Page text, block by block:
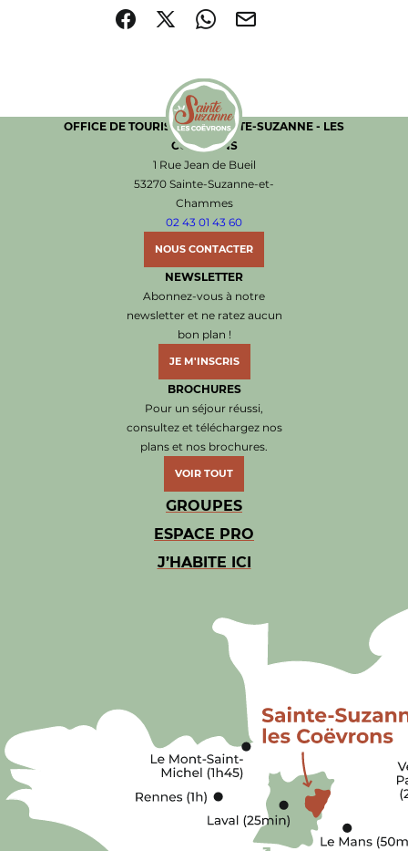
Partager sur Facebook (nouvelle fenêtre)
Partager sur X / Twitter (nouvelle fenêtre)
Partager sur WhatsApp
Partager par mail
Office de Tourisme de Sainte-Suzanne les
OFFICE DE TOURISME DE SAINTE-SUZANNE - LES
COËVRONS
1 Rue Jean de Bueil
53270 Sainte-Suzanne-et-
Chammes
02 43 01 43 60
NOUS CONTACTER
NEWSLETTER
Abonnez-vous à notre
newsletter et ne ratez aucun
bon plan !
JE M'INSCRIS
BROCHURES
Pour un séjour réussi,
consultez et téléchargez nos
plans et nos brochures.
VOIR TOUT
GROUPES
ESPACE PRO
J’HABITE ICI